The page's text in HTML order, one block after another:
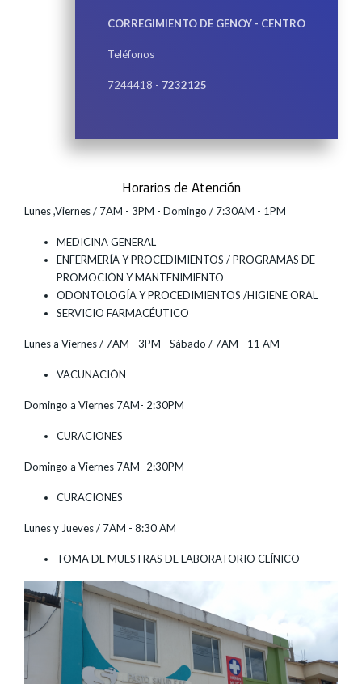
CORREGIMIENTO DE GENOY - CENTRO
Teléfonos
7244418 - 7232125
Horarios de Atención
Lunes ,Viernes / 7AM - 3PM - Domingo / 7:30AM - 1PM
MEDICINA GENERAL
ENFERMERÍA Y PROCEDIMIENTOS / PROGRAMAS DE
PROMOCIÓN Y MANTENIMIENTO
ODONTOLOGÍA Y PROCEDIMIENTOS /HIGIENE ORAL
SERVICIO FARMACÉUTICO
Lunes a Viernes / 7AM - 3PM - Sábado / 7AM - 11 AM
VACUNACIÓN
Domingo a Viernes 7AM- 2:30PM
CURACIONES
Domingo a Viernes 7AM- 2:30PM
CURACIONES
Lunes y Jueves / 7AM - 8:30 AM
TOMA DE MUESTRAS DE LABORATORIO CLÍNICO